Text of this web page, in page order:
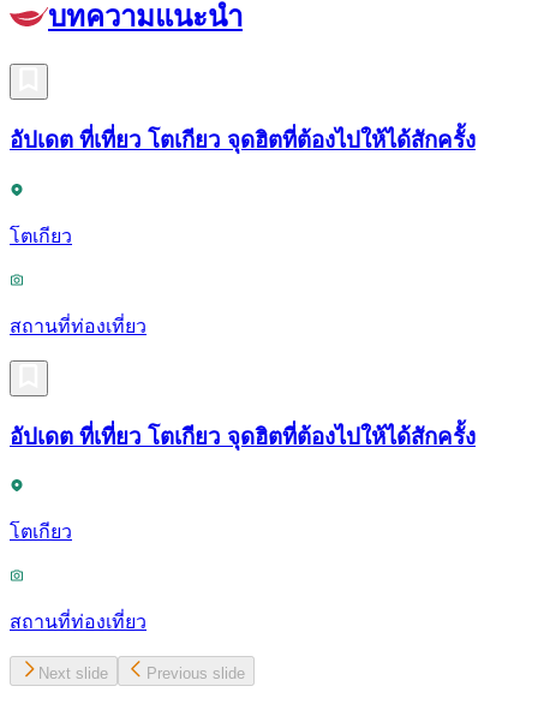
บทความแนะนำ
อัปเดต ที่เที่ยว โตเกียว จุดฮิตที่ต้องไปให้ได้สักครั้ง
โตเกียว
สถานที่ท่องเที่ยว
อัปเดต ที่เที่ยว โตเกียว จุดฮิตที่ต้องไปให้ได้สักครั้ง
โตเกียว
สถานที่ท่องเที่ยว
Next slide Previous slide